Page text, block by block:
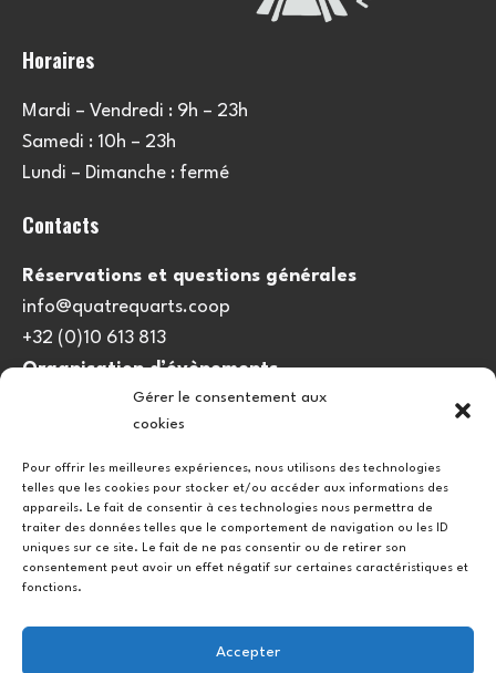
Gérer le consentement aux
cookies
Pour offrir les meilleures expériences, nous utilisons des technologies
telles que les cookies pour stocker et/ou accéder aux informations des
appareils. Le fait de consentir à ces technologies nous permettra de
traiter des données telles que le comportement de navigation ou les ID
uniques sur ce site. Le fait de ne pas consentir ou de retirer son
consentement peut avoir un effet négatif sur certaines caractéristiques et
fonctions.
Accepter
Horaires
Mardi – Vendredi : 9h – 23h
Samedi : 10h – 23h
Lundi – Dimanche : fermé
Contacts
Réservations et questions générales
info@quatrequarts.coop
+32 (0)10 613 813
Organisation d’évènements
viedulieu@quatrequarts.coop
Politique de cookies (UE)